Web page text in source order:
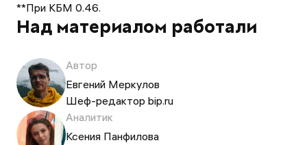
**При КБМ 0.46.
Над материалом работали
Автор
Евгений Меркулов
Шеф-редактор bip.ru
Аналитик
Ксения Панфилова